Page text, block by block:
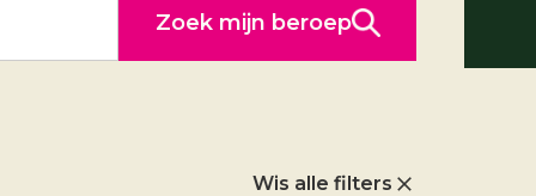
Zoek mijn beroep
Wis alle filters